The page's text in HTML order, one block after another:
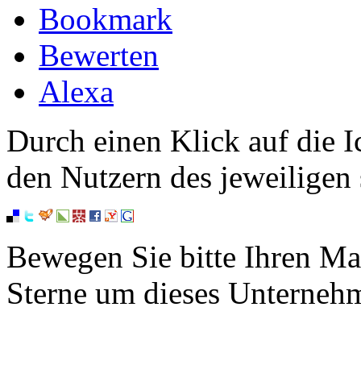
Bookmark
Bewerten
Alexa
Durch einen Klick auf die
den Nutzern des
Bewegen Sie bitte Ihren
Sterne um dieses